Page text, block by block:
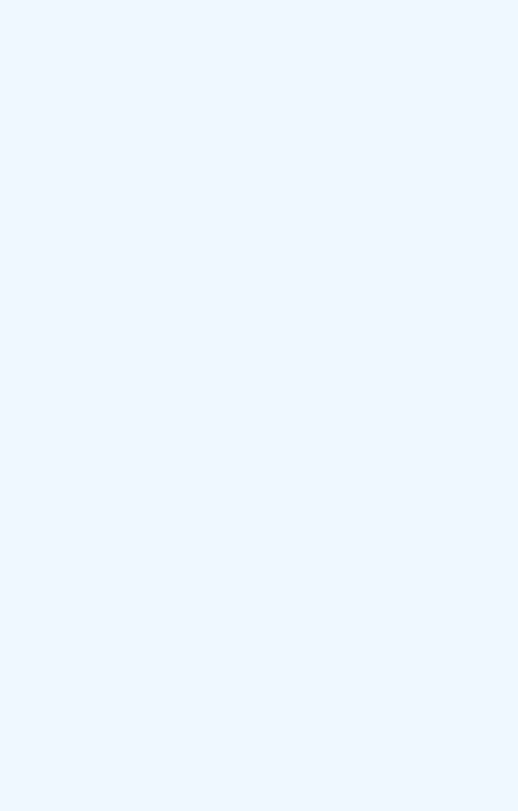
tigres du Bengale et le rhinocéros à une corne, lors de safaris en jeep
luxuriantes et des pentes de culture du thé de l’Assam,
de ce merveilleux circuit de Calcutta et de l’Assam.
de l’Assam sont des attractions majeures de l’État de l’Assam, situé
conçues pour répondre exactement à vos besoins, et ce circuit n’est
parcs nationaux de l’Assam
Calcutta, y compris leun guide francophone.
ainsi que séance de dégustation de thé
climatisée avec chauffeur anglophone tout au long du circuit
vous serez accueillis par vos représentants Location Voiture en Inde
et profiter des merveilleuses installations de votre hôtel de luxe ou
métropole avec une visite touristique d’une journée
la cathédrale Saint-Paul et le musée indien, l’un des plus grands